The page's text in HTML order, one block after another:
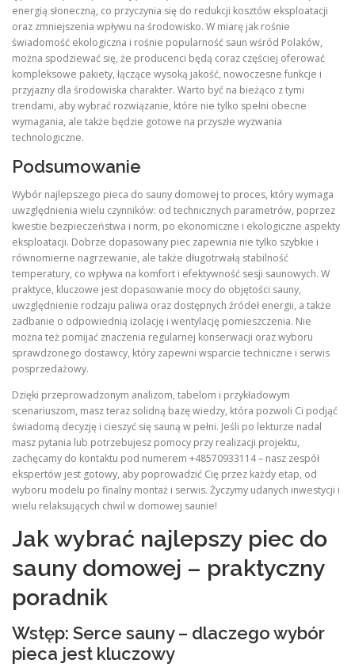
energią słoneczną, co przyczynia się do redukcji kosztów eksploatacji
oraz zmniejszenia wpływu na środowisko. W miarę jak rośnie
świadomość ekologiczna i rośnie popularność saun wśród Polaków,
można spodziewać się, że producenci będą coraz częściej oferować
kompleksowe pakiety, łączące wysoką jakość, nowoczesne funkcje i
przyjazny dla środowiska charakter. Warto być na bieżąco z tymi
trendami, aby wybrać rozwiązanie, które nie tylko spełni obecne
wymagania, ale także będzie gotowe na przyszłe wyzwania
technologiczne.
Podsumowanie
Wybór najlepszego pieca do sauny domowej to proces, który wymaga
uwzględnienia wielu czynników: od technicznych parametrów, poprzez
kwestie bezpieczeństwa i norm, po ekonomiczne i ekologiczne aspekty
eksploatacji. Dobrze dopasowany piec zapewnia nie tylko szybkie i
równomierne nagrzewanie, ale także długotrwałą stabilność
temperatury, co wpływa na komfort i efektywność sesji saunowych. W
praktyce, kluczowe jest dopasowanie mocy do objętości sauny,
uwzględnienie rodzaju paliwa oraz dostępnych źródeł energii, a także
zadbanie o odpowiednią izolację i wentylację pomieszczenia. Nie
można też pomijać znaczenia regularnej konserwacji oraz wyboru
sprawdzonego dostawcy, który zapewni wsparcie techniczne i serwis
posprzedażowy.
Dzięki przeprowadzonym analizom, tabelom i przykładowym
scenariuszom, masz teraz solidną bazę wiedzy, która pozwoli Ci podjąć
świadomą decyzję i cieszyć się sauną w pełni. Jeśli po lekturze nadal
masz pytania lub potrzebujesz pomocy przy realizacji projektu,
zachęcamy do kontaktu pod numerem +48570933114 – nasz zespół
ekspertów jest gotowy, aby poprowadzić Cię przez każdy etap, od
wyboru modelu po finalny montaż i serwis. Życzymy udanych inwestycji i
wielu relaksujących chwil w domowej saunie!
Jak wybrać najlepszy piec do
sauny domowej – praktyczny
poradnik
Wstęp: Serce sauny – dlaczego wybór
pieca jest kluczowy